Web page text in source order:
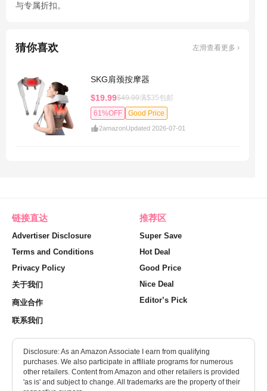
与专属折扣。
猜你喜欢 左滑查看更多 ›
SKG肩颈按摩器
$19.99$49.99满$35包邮
61%OFF
Good Price
2amazonUpdated 2026-07-01
链接直达
Advertiser Disclosure
Terms and Conditions
Privacy Policy
关于我们
商业合作
联系我们
推荐区
Super Save
Hot Deal
Good Price
Nice Deal
Editor’s Pick
Disclosure: As an Amazon Associate I earn from qualifying
purchases. We also participate in affiliate programs for numerous
other retailers. Content from Amazon and other retailers is provided
'as is' and subject to change. All trademarks are the property of their